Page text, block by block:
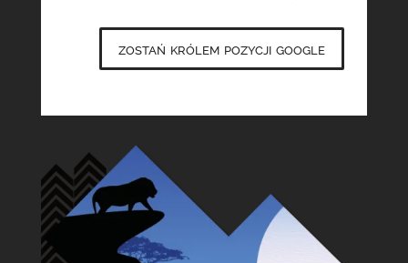
zostań królem pozycji google